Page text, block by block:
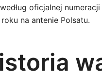
oficjalnej
na antenie Polsatu.